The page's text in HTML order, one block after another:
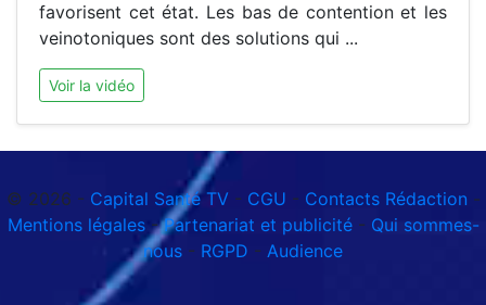
favorisent cet état. Les bas de contention et les
veinotoniques sont des solutions qui ...
Voir la vidéo
© 2026 - Capital Santé TV- CGU - Contacts Rédaction -
Mentions légales-Partenariat et publicité- Qui sommes-
nous - RGPD - Audience